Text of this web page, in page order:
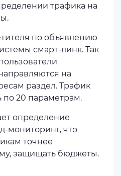
трафика на
по объявлению
смарт-линк. Так
на
раздел. Трафик
20 параметрам.
определение
мониторинг, что
точнее
защищать бюджеты.